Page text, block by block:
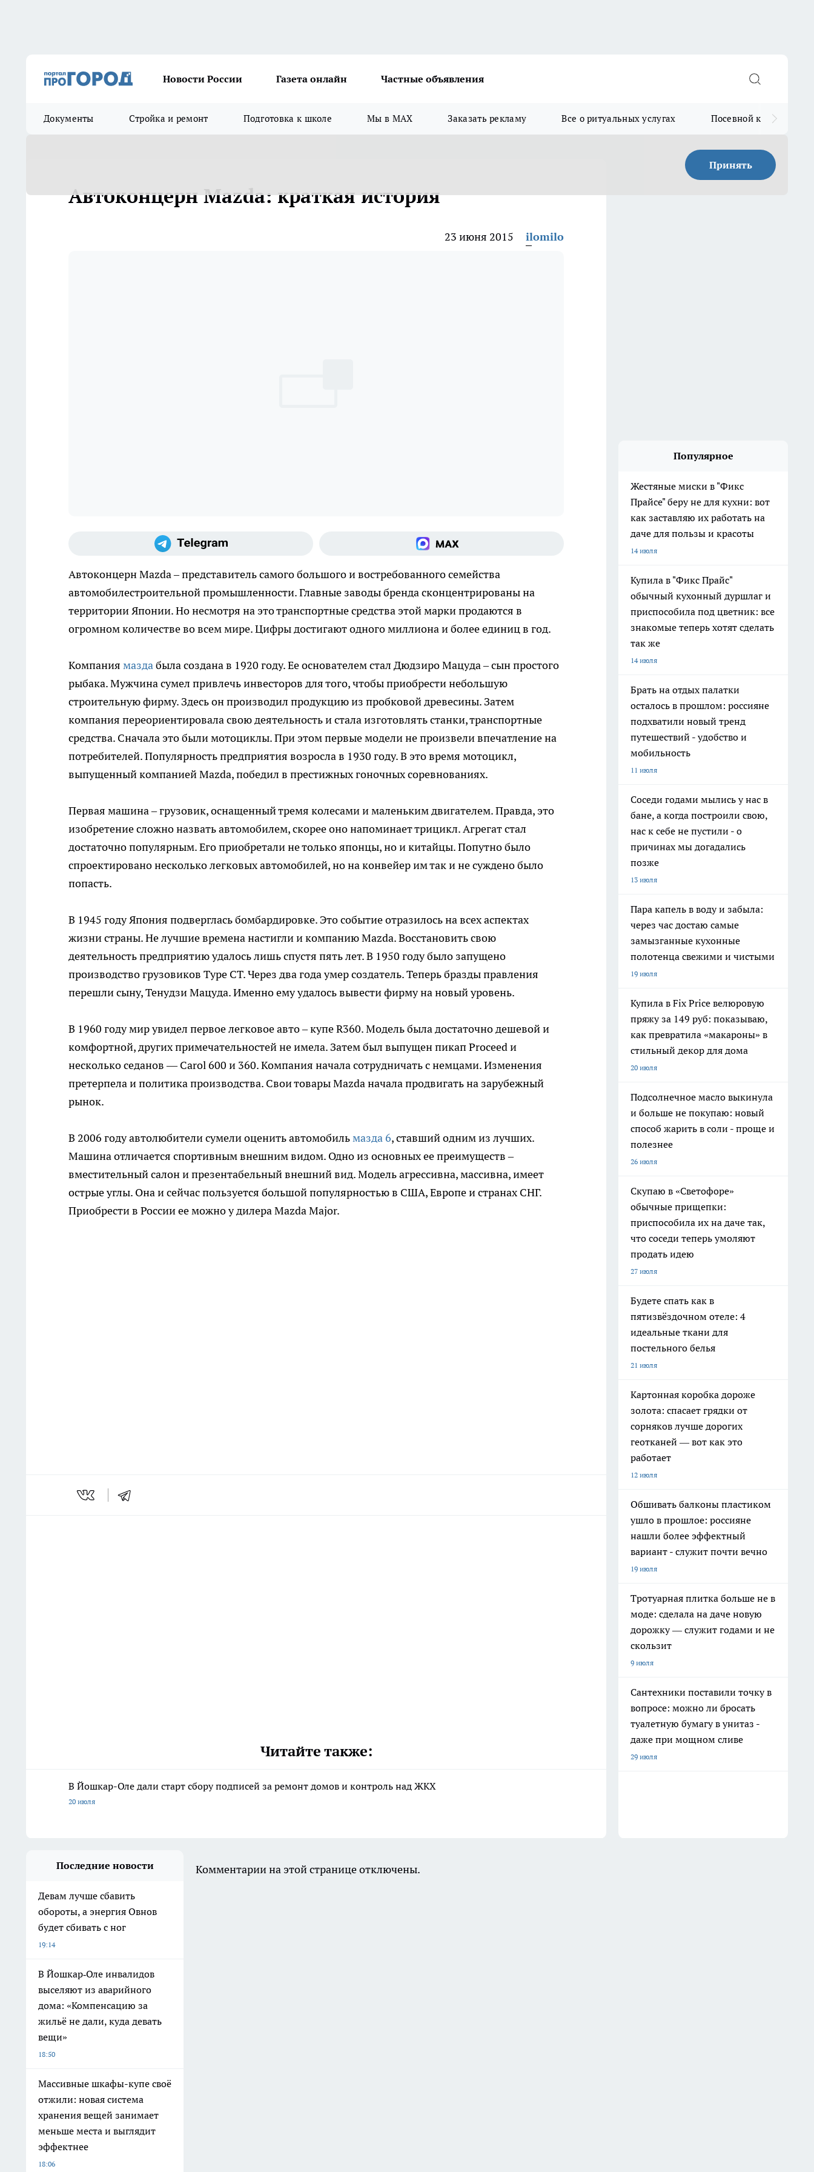
Новости России Газета онлайн Частные объявления
Документы Стройка и ремонт Подготовка к школе Мы в MAX Заказать рекламу Все о ритуальных услугах Посевной календарь
Принять
Автоконцерн Mazda: краткая история
23 июня 2015 ilomilo
Автоконцерн Mazda – представитель самого большого и востребованного семейства
автомобилестроительной промышленности. Главные заводы бренда сконцентрированы на
территории Японии. Но несмотря на это транспортные средства этой марки продаются в
огромном количестве во всем мире. Цифры достигают одного миллиона и более единиц в год.
Компания маздабыла создана в 1920 году. Ее основателем стал Дюдзиро Мацуда – сын простого
рыбака. Мужчина сумел привлечь инвесторов для того, чтобы приобрести небольшую
строительную фирму. Здесь он производил продукцию из пробковой древесины. Затем
компания переориентировала свою деятельность и стала изготовлять станки, транспортные
средства. Сначала это были мотоциклы. При этом первые модели не произвели впечатление на
потребителей. Популярность предприятия возросла в 1930 году. В это время мотоцикл,
выпущенный компанией Mazda, победил в престижных гоночных соревнованиях.
Первая машина – грузовик, оснащенный тремя колесами и маленьким двигателем. Правда, это
изобретение сложно назвать автомобилем, скорее оно напоминает трицикл. Агрегат стал
достаточно популярным. Его приобретали не только японцы, но и китайцы. Попутно было
спроектировано несколько легковых автомобилей, но на конвейер им так и не суждено было
попасть.
В 1945 году Япония подверглась бомбардировке. Это событие отразилось на всех аспектах
жизни страны. Не лучшие времена настигли и компанию Mazda. Восстановить свою
деятельность предприятию удалось лишь спустя пять лет. В 1950 году было запущено
производство грузовиков Туре СТ. Через два года умер создатель. Теперь бразды правления
перешли сыну, Тенудзи Мацуда. Именно ему удалось вывести фирму на новый уровень.
В 1960 году мир увидел первое легковое авто – купе R360. Модель была достаточно дешевой и
комфортной, других примечательностей не имела. Затем был выпущен пикап Proceed и
несколько седанов — Carol 600 и 360. Компания начала сотрудничать с немцами. Изменения
претерпела и политика производства. Свои товары Mazda начала продвигать на зарубежный
рынок.
В 2006 году автолюбители сумели оценить автомобильмазда 6, ставший одним из лучших.
Машина отличается спортивным внешним видом. Одно из основных ее преимуществ –
вместительный салон и презентабельный внешний вид. Модель агрессивна, массивна, имеет
острые углы. Она и сейчас пользуется большой популярностью в США, Европе и странах СНГ.
Приобрести в России ее можно у дилера Mazda Major.
Читайте также:
В Йошкар-Оле дали старт сбору подписей за ремонт домов и контроль над ЖКХ
20 июля
Популярное
Жестяные миски в "Фикс
Прайсе" беру не для кухни: вот
как заставляю их работать на
даче для пользы и красоты
14 июля
Купила в "Фикс Прайс"
обычный кухонный дуршлаг и
приспособила под цветник: все
знакомые теперь хотят сделать
так же
14 июля
Брать на отдых палатки
осталось в прошлом: россияне
подхватили новый тренд
путешествий - удобство и
мобильность
11 июля
Соседи годами мылись у нас в
бане, а когда построили свою,
нас к себе не пустили - о
причинах мы догадались
позже
13 июля
Пара капель в воду и забыла:
через час достаю самые
замызганные кухонные
полотенца свежими и чистыми
19 июля
Купила в Fix Price велюровую
пряжу за 149 руб: показываю,
как превратила «макароны» в
стильный декор для дома
20 июля
Подсолнечное масло выкинула
и больше не покупаю: новый
способ жарить в соли - проще и
полезнее
26 июля
Скупаю в «Светофоре»
обычные прищепки:
приспособила их на даче так,
что соседи теперь умоляют
продать идею
27 июля
Будете спать как в
пятизвёздочном отеле: 4
идеальные ткани для
постельного белья
21 июля
Картонная коробка дороже
золота: спасает грядки от
сорняков лучше дорогих
геотканей — вот как это
работает
12 июля
Обшивать балконы пластиком
ушло в прошлое: россияне
нашли более эффектный
вариант - служит почти вечно
19 июля
Тротуарная плитка больше не в
моде: сделала на даче новую
дорожку — служит годами и не
скользит
9 июля
Сантехники поставили точку в
вопросе: можно ли бросать
туалетную бумагу в унитаз -
даже при мощном сливе
29 июля
Последние новости
Девам лучше сбавить
обороты, а энергия Овнов
будет сбивать с ног
19:14
В Йошкар‑Оле инвалидов
выселяют из аварийного
дома: «Компенсацию за
жильё не дали, куда девать
вещи»
18:50
Массивные шкафы-купе своё
отжили: новая система
хранения вещей занимает
меньше места и выглядит
эффектнее
18:06
Комментарии на этой странице отключены.